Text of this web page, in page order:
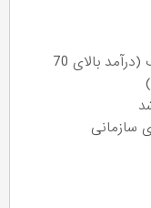
حقوق و پورسانت بسیار جذاب (درآمد بالای 70
سازمانی